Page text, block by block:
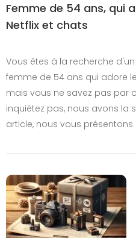
Femme de 54 ans, qui
Netflix et chats
Vous êtes à la recherche
femme de 54 ans qui adore
mais vous ne savez pas par
inquiétez pas, nous avons la
article, nous vous